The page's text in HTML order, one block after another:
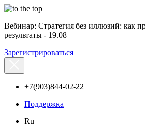
Вебинар: Стратегия без иллюзий: как
результаты - 19.08
Зарегистрироваться
+7(903)844-02-22
Поддержка
Ru